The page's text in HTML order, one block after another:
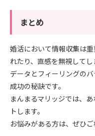
まとめ
婚活において情報収集は
れたり、直感を無視してし
データとフィーリングの
成功の秘訣です。
まんまるマリッジでは、
トします。
お悩みがある方は、ぜひご